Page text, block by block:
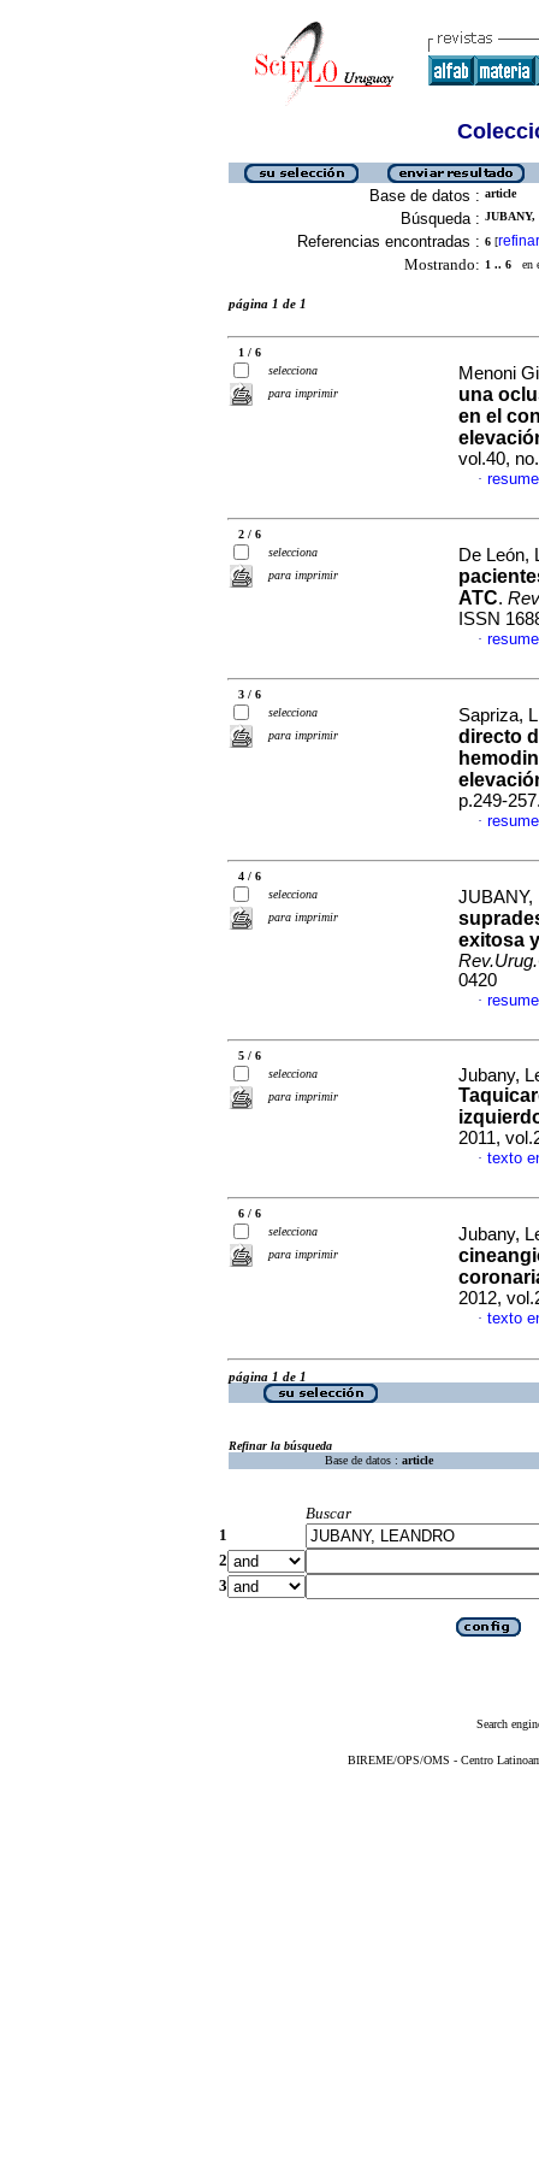
Base de datos : article
Búsqueda :
Referencias encontradas : 6 [refinar
Mostrando: 1 .. 6 en
página 1 de 1
1 / 6
selecciona
para imprimir
Menoni
una
en el
vol.40,
·
2 / 6
selecciona
para imprimir
De León,
ATC.
ISSN
·
3 / 6
selecciona
para imprimir
Sapriza,
directo
p.249-
·
4 / 6
selecciona
para imprimir
exitosa
0420
·
5 / 6
selecciona
para imprimir
Jubany,
2011,
· texto
6 / 6
selecciona
para imprimir
Jubany,
2012,
· texto
página 1 de 1
Refinar la búsqueda
Base de datos : article
Buscar
1
2
3
Search
BIREME/OPS/OMS - Centro